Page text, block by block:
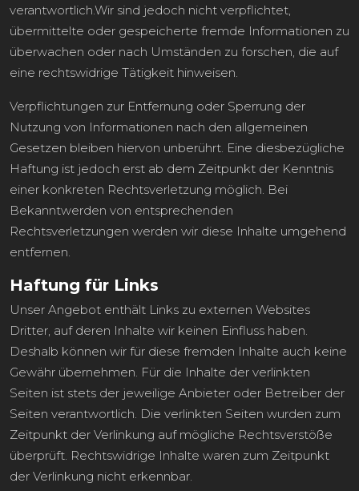
verantwortlich.Wir sind jedoch nicht verpflichtet,
übermittelte oder gespeicherte fremde Informationen zu
überwachen oder nach Umständen zu forschen, die auf
eine rechtswidrige Tätigkeit hinweisen.
Verpflichtungen zur Entfernung oder Sperrung der
Nutzung von Informationen nach den allgemeinen
Gesetzen bleiben hiervon unberührt. Eine diesbezügliche
Haftung ist jedoch erst ab dem Zeitpunkt der Kenntnis
einer konkreten Rechtsverletzung möglich. Bei
Bekanntwerden von entsprechenden
Rechtsverletzungen werden wir diese Inhalte umgehend
entfernen.
Haftung für Links
Unser Angebot enthält Links zu externen Websites
Dritter, auf deren Inhalte wir keinen Einfluss haben.
Deshalb können wir für diese fremden Inhalte auch keine
Gewähr übernehmen. Für die Inhalte der verlinkten
Seiten ist stets der jeweilige Anbieter oder Betreiber der
Seiten verantwortlich. Die verlinkten Seiten wurden zum
Zeitpunkt der Verlinkung auf mögliche Rechtsverstöße
überprüft. Rechtswidrige Inhalte waren zum Zeitpunkt
der Verlinkung nicht erkennbar.